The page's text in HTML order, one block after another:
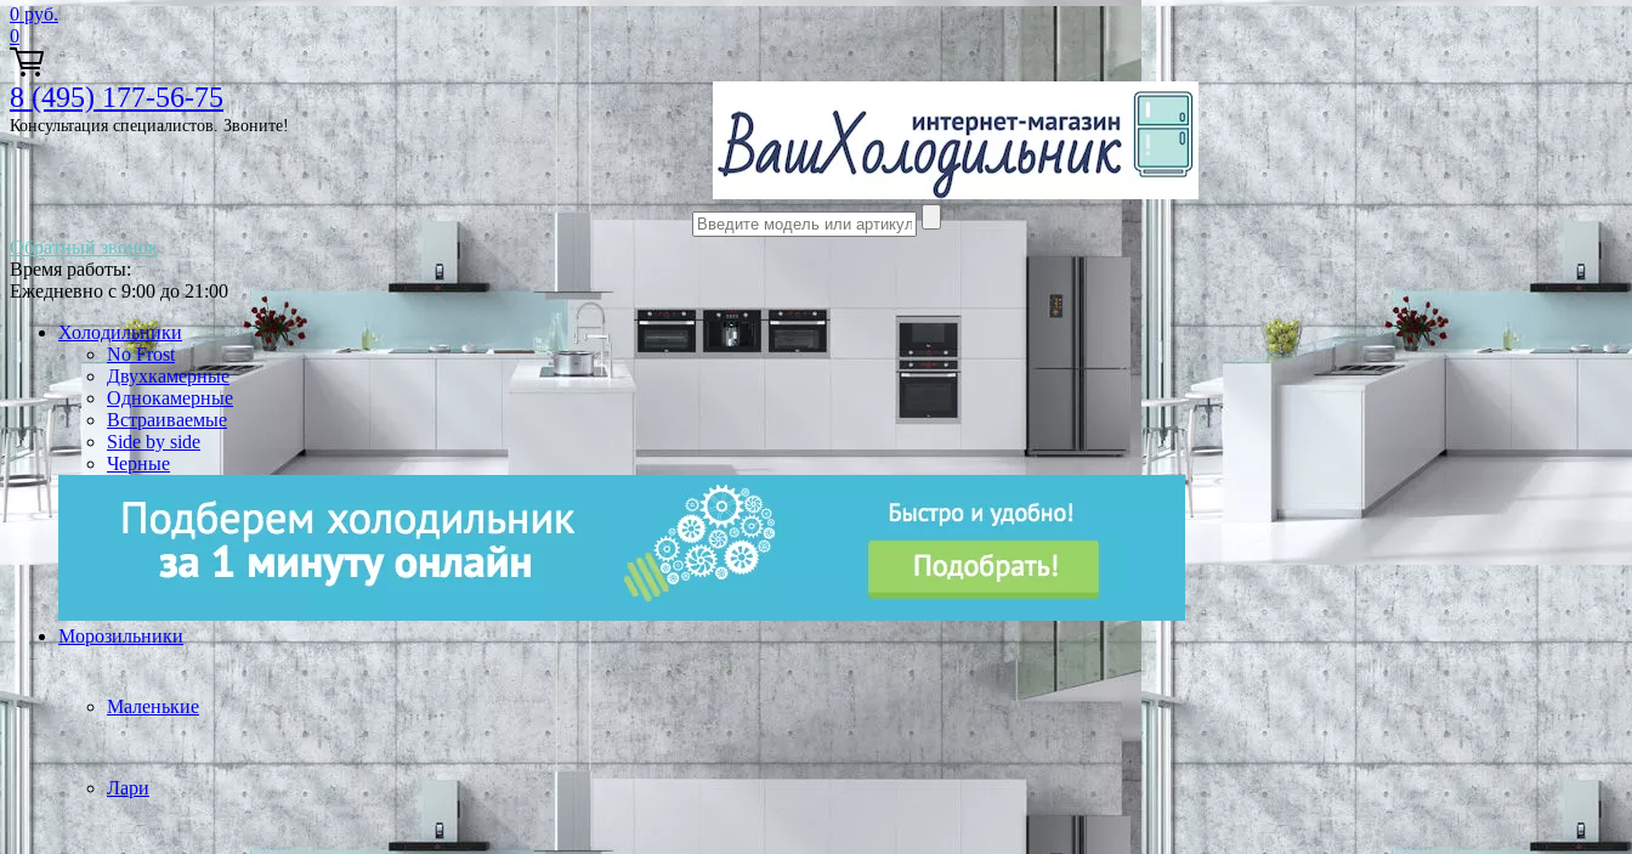
0 руб.
0
8 (495) 177-56-75
Консультация специалистов. Звоните!
Обратный звонок
Время работы:
Ежедневно с 9:00 до 21:00
Холодильники
No Frost
Двухкамерные
Однокамерные
Встраиваемые
Side by side
Черные
Морозильники
Маленькие
Лари